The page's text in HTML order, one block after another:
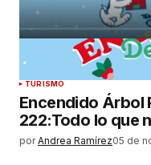
TURISMO
Encendido Árbol
222:Todo lo que
por Andrea Ramírez05 de